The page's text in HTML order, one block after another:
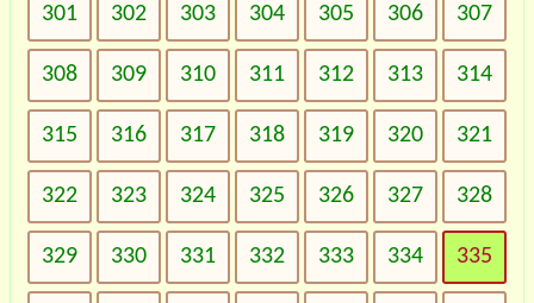
301 302 303 304 305 306 307
308 309 310 311 312 313 314
315 316 317 318 319 320 321
322 323 324 325 326 327 328
329 330 331 332 333 334 335